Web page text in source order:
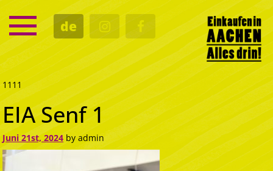
de
SERVICE
TERMINE
KULTUR
GASTRO
1111
EIA Senf 1
Juni 21st, 2024 by admin